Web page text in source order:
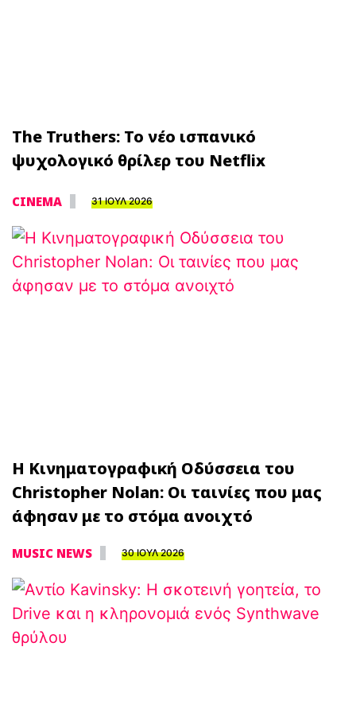
The Truthers: Το νέο ισπανικό
ψυχολογικό θρίλερ του Netflix
CINEMA 31 ΙΟΥΛ 2026
Η Κινηματογραφική Οδύσσεια του
Christopher Nolan: Οι ταινίες που μας
άφησαν με το στόμα ανοιχτό
MUSIC NEWS 30 ΙΟΥΛ 2026